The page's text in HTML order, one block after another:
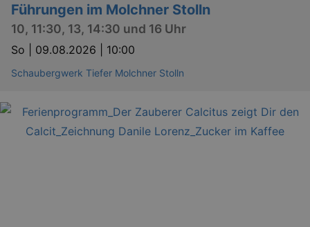
Führungen im Molchner Stolln
10, 11:30, 13, 14:30 und 16 Uhr
So | 09.08.2026 | 10:00
Schaubergwerk Tiefer Molchner Stolln